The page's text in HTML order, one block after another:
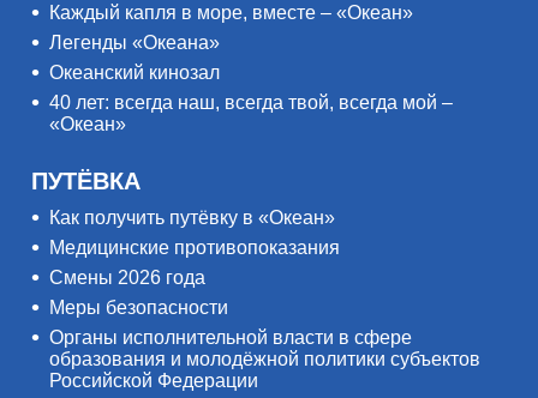
Каждый капля в море, вместе – «Океан»
Легенды «Океана»
Океанский кинозал
40 лет: всегда наш, всегда твой, всегда мой –
«Океан»
ПУТЁВКА
Как получить путёвку в «Океан»
Медицинские противопоказания
Смены 2026 года
Меры безопасности
Органы исполнительной власти в сфере
образования и молодёжной политики субъектов
Российской Федерации